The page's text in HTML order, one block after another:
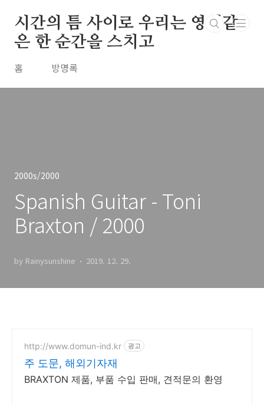
시간의 틈 사이로 우리는 영원같
은 한 순간을 스치고
홈 방명록
2000s/2000
Spanish Guitar - Toni
Braxton / 2000
by Rainysunshine 2019. 12. 29.
http://www.domun-ind.kr 광고
주 도문, 해외기자재
BRAXTON 제품, 부품 수입 판매, 견적문의 환영